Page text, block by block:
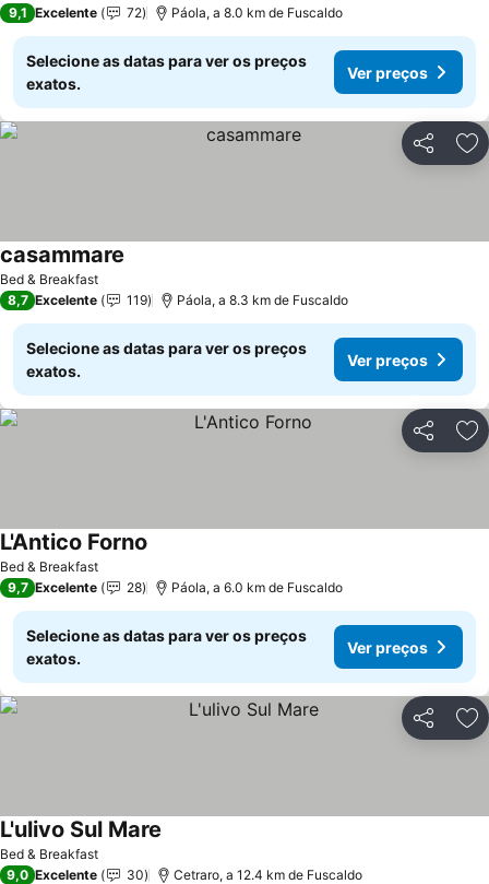
9,1 Excelente 72 Páola, a 8.0 km de Fuscaldo
Selecione as datas para ver os preços
exatos.
Ver preços
Partilhar
Bed & Breakfast
casammare
8,7 Excelente 119 Páola, a 8.3 km de Fuscaldo
Selecione as datas para ver os preços
exatos.
Ver preços
Partilhar
Bed & Breakfast
L'Antico Forno
9,7 Excelente 28 Páola, a 6.0 km de Fuscaldo
Selecione as datas para ver os preços
exatos.
Ver preços
Partilhar
Bed & Breakfast
L'ulivo Sul Mare
9,0 Excelente 30 Cetraro, a 12.4 km de Fuscaldo